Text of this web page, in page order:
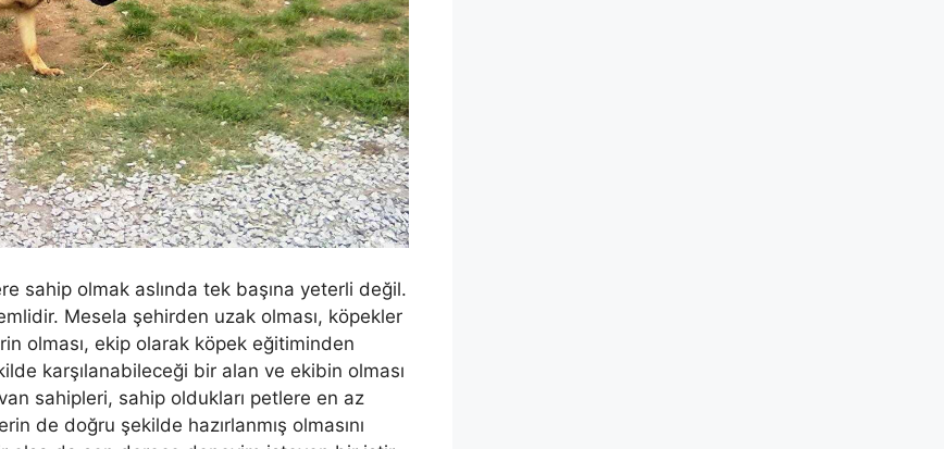
sahip olmak aslında tek başına yeterli değil.
Mesela şehirden uzak olması, köpekler
olması, ekip olarak köpek eğitiminden
karşılanabileceği bir alan ve ekibin olması
sahipleri, sahip oldukları petlere en az
de doğru şekilde hazırlanmış olmasını